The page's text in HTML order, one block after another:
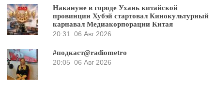
Накануне в городе Ухань китайской
провинции Хубэй стартовал Кинокультурный
карнавал Медиакорпорации Китая
20:31
06 Авг 2026
#подкаст@radiometro
20:05 06 Авг 2026